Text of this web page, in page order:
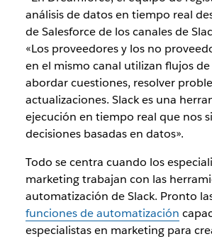
análisis de datos en tiempo real
de Salesforce de los canales de
«Los proveedores y los no
en el mismo canal utilizan flujos
abordar cuestiones, resolver
actualizaciones. Slack es una
ejecución en tiempo real que nos
decisiones basadas en datos».
Todo se centra cuando los
marketing trabajan con las
automatización de Slack. Pronto
funciones de automatización
especialistas en marketing para